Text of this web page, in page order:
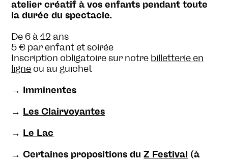
atelier créatif à vos enfants pendant toute
la durée du spectacle.
De 6 à 12 ans
5 € par enfant et soirée
Inscription obligatoire sur notre billetterie en
ligne ou au guichet
→ Imminentes
→ Les Clairvoyantes
→ Le Lac
→ Certaines propositions duZ Festival (à